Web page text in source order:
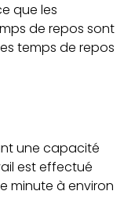
que les
de repos sont
temps de repos
une capacité
est effectué
minute à environ